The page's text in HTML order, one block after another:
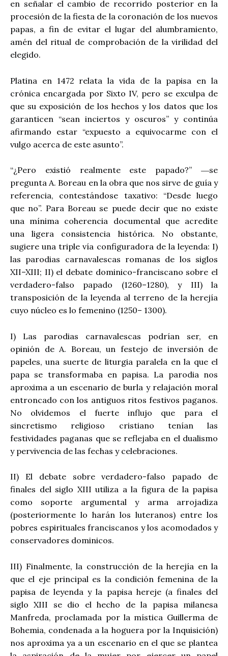
en señalar el cambio de recorrido posterior en la
procesión de la fiesta de la coronación de los nuevos
papas, a fin de evitar el lugar del alumbramiento,
amén del ritual de comprobación de la virilidad del
elegido.
Platina en 1472 relata la vida de la papisa en la
crónica encargada por Sixto IV, pero se exculpa de
que su exposición de los hechos y los datos que los
garanticen “sean inciertos y oscuros” y continúa
afirmando estar “expuesto a equivocarme con el
vulgo acerca de este asunto”.
“¿Pero existió realmente este papado?” ―se
pregunta A. Boreau en la obra que nos sirve de guía y
referencia, contestándose taxativo: “Desde luego
que no”. Para Boreau se puede decir que no existe
una mínima coherencia documental que acredite
una ligera consistencia histórica. No obstante,
sugiere una triple vía configuradora de la leyenda: I)
las parodias carnavalescas romanas de los siglos
XII–XIII; II) el debate dominico-franciscano sobre el
verdadero-falso papado (1260–1280), y III) la
transposición de la leyenda al terreno de la herejía
cuyo núcleo es lo femenino (1250– 1300).
I) Las parodias carnavalescas podrían ser, en
opinión de A. Boreau, un festejo de inversión de
papeles, una suerte de liturgia paralela en la que el
papa se transformaba en papisa. La parodia nos
aproxima a un escenario de burla y relajación moral
entroncado con los antiguos ritos festivos paganos.
No olvidemos el fuerte influjo que para el
sincretismo religioso cristiano tenían las
festividades paganas que se reflejaba en el dualismo
y pervivencia de las fechas y celebraciones.
II) El debate sobre verdadero-falso papado de
finales del siglo XIII utiliza a la figura de la papisa
como soporte argumental y arma arrojadiza
(posteriormente lo harán los luteranos) entre los
pobres espirituales franciscanos y los acomodados y
conservadores dominicos.
III) Finalmente, la construcción de la herejía en la
que el eje principal es la condición femenina de la
papisa de leyenda y la papisa hereje (a finales del
siglo XIII se dio el hecho de la papisa milanesa
Manfreda, proclamada por la mística Guillerma de
Bohemia, condenada a la hoguera por la Inquisición)
nos aproxima ya a un escenario en el que se plantea